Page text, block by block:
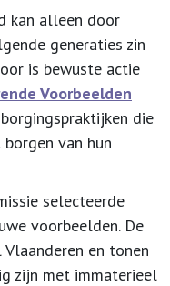
kan alleen door
generaties zin
is bewuste actie
Voorbeelden
die
van hun
selecteerde
voorbeelden. De
en tonen
zijn met immaterieel